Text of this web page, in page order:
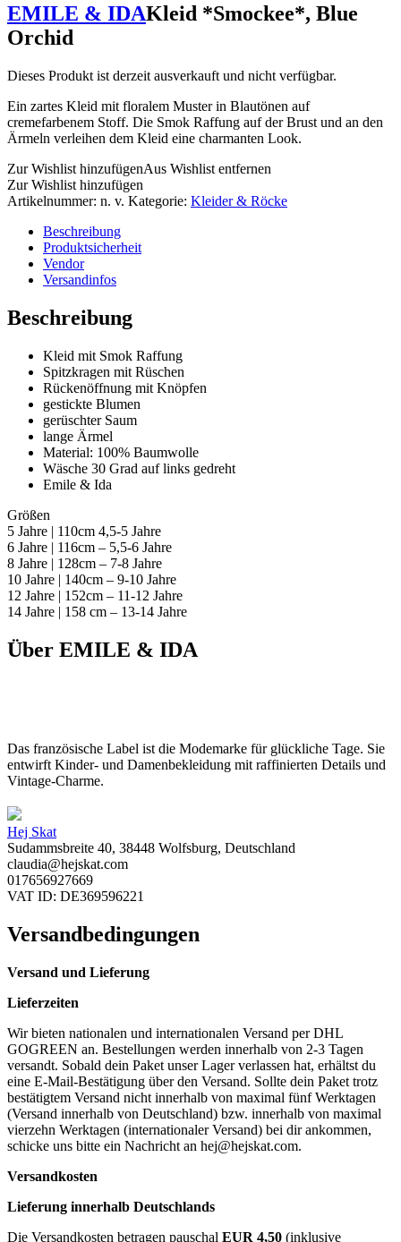
EMILE & IDAKleid *Smockee*, Blue
Orchid
Dieses Produkt ist derzeit ausverkauft und nicht verfügbar.
Ein zartes Kleid mit floralem Muster in Blautönen auf
cremefarbenem Stoff. Die Smok Raffung auf der Brust und an den
Ärmeln verleihen dem Kleid eine charmanten Look.
Zur Wishlist hinzufügenAus Wishlist entfernen
Zur Wishlist hinzufügen
Artikelnummer: n. v. Kategorie: Kleider & Röcke
Beschreibung
Produktsicherheit
Vendor
Versandinfos
Beschreibung
Kleid mit Smok Raffung
Spitzkragen mit Rüschen
Rückenöffnung mit Knöpfen
gestickte Blumen
gerüschter Saum
lange Ärmel
Material: 100% Baumwolle
Wäsche 30 Grad auf links gedreht
Emile & Ida
Größen
5 Jahre | 110cm 4,5-5 Jahre
6 Jahre | 116cm – 5,5-6 Jahre
8 Jahre | 128cm – 7-8 Jahre
10 Jahre | 140cm – 9-10 Jahre
12 Jahre | 152cm – 11-12 Jahre
14 Jahre | 158 cm – 13-14 Jahre
Über EMILE & IDA
Das französische Label ist die Modemarke für glückliche Tage. Sie
entwirft Kinder- und Damenbekleidung mit raffinierten Details und
Vintage-Charme.
Hej Skat
Sudammsbreite 40, 38448 Wolfsburg, Deutschland
claudia@hejskat.com
017656927669
VAT ID: DE369596221
Versandbedingungen
Versand und Lieferung
Lieferzeiten
Wir bieten nationalen und internationalen Versand per DHL
GOGREEN an. Bestellungen werden innerhalb von 2-3 Tagen
versandt. Sobald dein Paket unser Lager verlassen hat, erhältst du
eine E-Mail-Bestätigung über den Versand. Sollte dein Paket trotz
bestätigtem Versand nicht innerhalb von maximal fünf Werktagen
(Versand innerhalb von Deutschland) bzw. innerhalb von maximal
vierzehn Werktagen (internationaler Versand) bei dir ankommen,
schicke uns bitte ein Nachricht an hej@hejskat.com.
Versandkosten
Lieferung innerhalb Deutschlands
Die Versandkosten betragen pauschal EUR 4,50 (inklusive